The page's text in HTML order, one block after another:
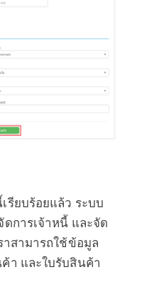
รียบร้อยแล้ว ระบบ
การเจ้าหนี้ และจัด
าสามารถใช้ข้อมูล
า และใบรับสินค้า